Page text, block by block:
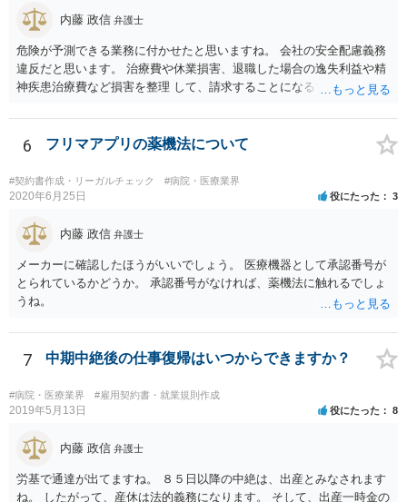
せん。
内藤 政信 弁護士
危険が予測できる業務に付かせたと思いますね。 会社の安全配慮義務
違反だと思います。 治療費や休業損害、退職した場合の逸失利益や精
神疾患治療費など損害を整理 して、請求することになるでしょう。 傷
6 フリマアプリの薬機法について
#契約書作成・リーガルチェック #病院・医療業界
2020年6月25日 役にたった 3
内藤 政信 弁護士
メーカーに確認したほうがいいでしょう。 医療機器として承認番号が
とられているかどうか。 承認番号がなければ、薬機法に触れるでしょ
うね。
7 中期中絶後の仕事復帰はいつからできますか？
#病院・医療業界 #雇用契約書・就業規則作成
2019年5月13日 役にたった 8
内藤 政信 弁護士
労基で通達が出てますね。 ８５日以降の中絶は、出産とみなされます
ね。 したがって、産休は法的義務になります。 そして、出産一時金の